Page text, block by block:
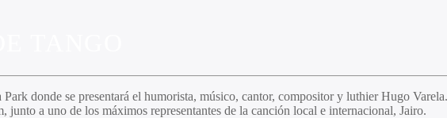
donde se presentará el humorista, músico, cantor, compositor y luthier Hugo
a uno de los máximos representantes de la canción local e internacional, Jairo.